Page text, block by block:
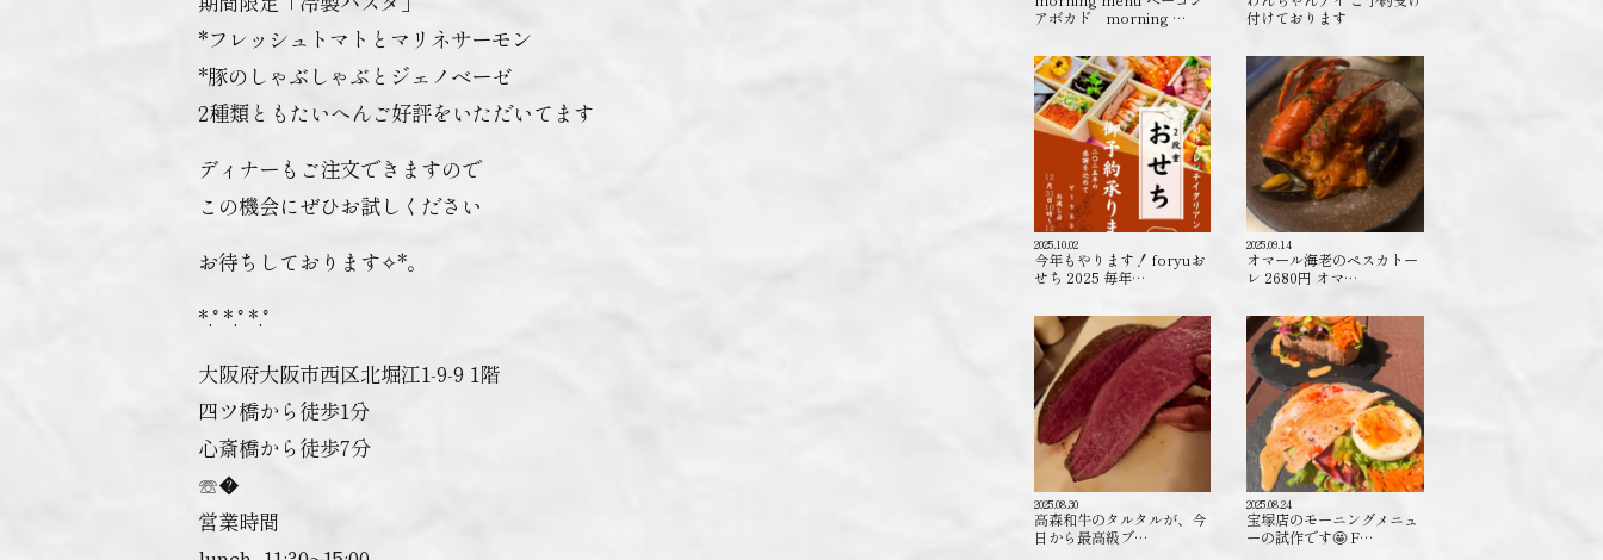
*フレッシュトマトとマリネサーモン
*豚のしゃぶしゃぶとジェノベーゼ
2種類ともたいへんご好評をいただいてます️
ディナーもご注文できますので
この機会にぜひお試しください
お待ちしております✧︎*。
*.ﾟ*.ﾟ*.ﾟ
大阪府大阪市西区北堀江1-9-9 1階
四ツ橋から徒歩1分
心斎橋から徒歩7分
☏�
営業時間
アボカド morning …
付けております️
2025.10.02
今年もやります！ foryuお
せち 2025 毎年…
2025.09.14
オマール海老のペスカトー
レ 2680円 オマ…
2025.08.30
高森和牛のタルタルが、今
日から最高級ブ…
2025.08.24
宝塚店のモーニングメニュ
ーの試作です🤩 F…